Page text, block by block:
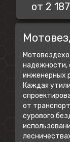
от 2
надежности,
инженерных
Каждая
от
сурового